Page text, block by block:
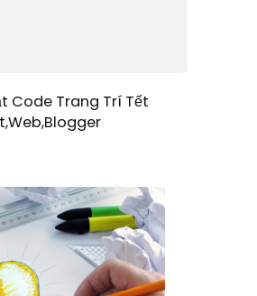
Code Trang Trí Tết